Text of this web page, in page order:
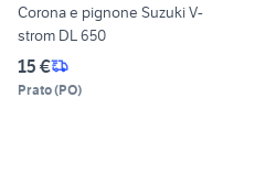
Corona e pignone Suzuki V-
strom DL 650
15 €
Prato(PO)